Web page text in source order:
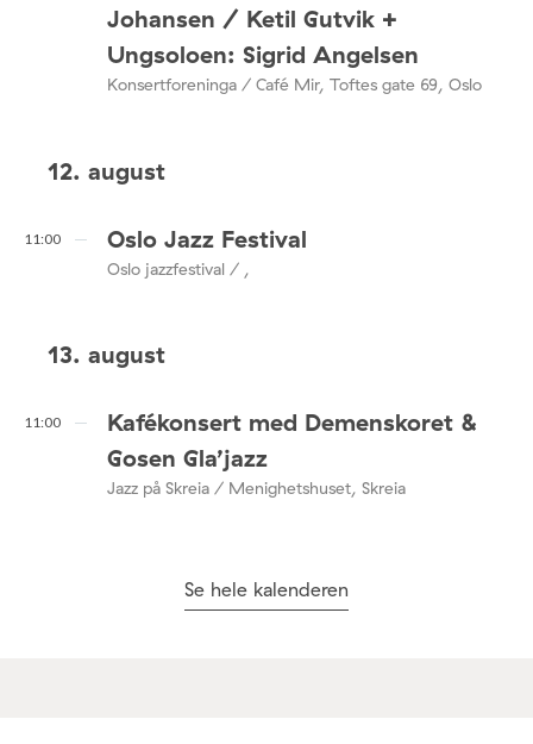
Johansen / Ketil Gutvik +
Ungsoloen: Sigrid Angelsen
Konsertforeninga / Café Mir, Toftes gate 69, Oslo
12. august
11:00 Oslo Jazz Festival
Oslo jazzfestival / ,
13. august
11:00
Kafékonsert med Demenskoret &
Gosen Gla’jazz
Jazz på Skreia / Menighetshuset, Skreia
Se hele kalenderen